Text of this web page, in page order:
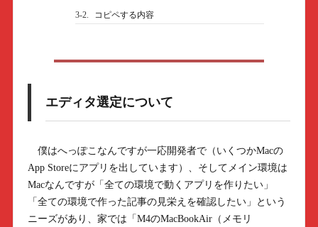
3-2. コピペする内容
エディタ選定について
僕はへっぽこなんですが一応開発者で（いくつかMacの
App Storeにアプリを出しています）、そしてメイン環境は
Macなんですが「全ての環境で動くアプリを作りたい」
「全ての環境で作った記事の見栄えを確認したい」という
ニーズがあり、家では「M4のMacBookAir（メモリ